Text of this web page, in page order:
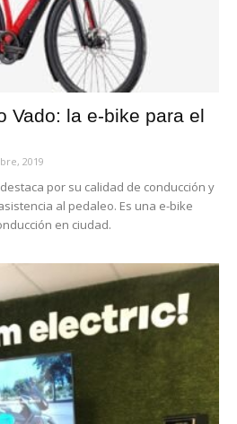
Vado: la e-bike para el
2019
por su calidad de conducción y
al pedaleo. Es una e-bike
en ciudad.